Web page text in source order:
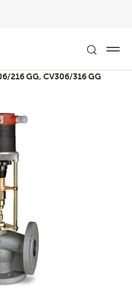
216 GG, CV306/316 GG